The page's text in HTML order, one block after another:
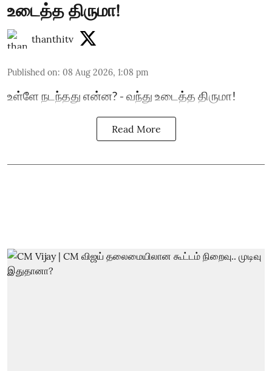
உடைத்த திருமா!
thanthitv
Published on: 08 Aug 2026, 1:08 pm
உள்ளே நடந்தது என்ன? - வந்து உடைத்த திருமா!
Read More